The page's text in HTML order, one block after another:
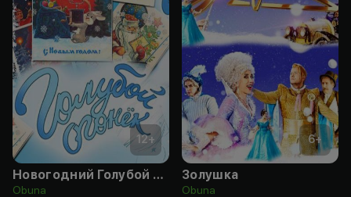
12+
Новогодний Голубой огонек 2019
Obuna
6+
Золушка
Obuna